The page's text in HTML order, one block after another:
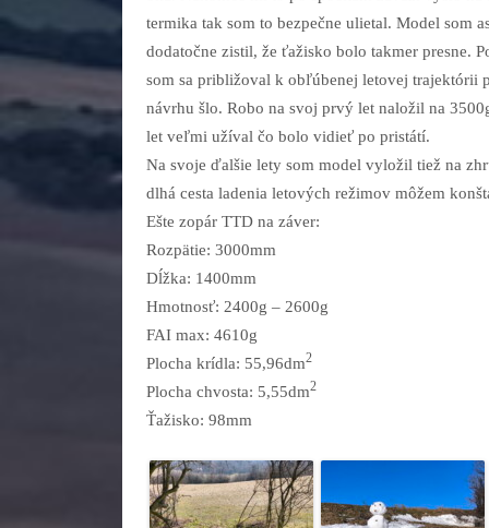
termika tak som to bezpečne ulietal. Model som
dodatočne zistil, že ťažisko bolo takmer presne.
som sa približoval k obľúbenej letovej trajektórii
návrhu šlo. Robo na svoj prvý let naložil na
let veľmi užíval čo bolo vidieť po pristátí.
Na svoje ďalšie lety som model vyložil tiež na
dlhá cesta ladenia letových režimov môžem
Ešte zopár TTD na záver:
Rozpätie: 3000mm
Dĺžka: 1400mm
Hmotnosť: 2400g – 2600g
FAI max: 4610g
Plocha krídla: 55,96dm2
Plocha chvosta: 5,55dm2
Ťažisko: 98mm